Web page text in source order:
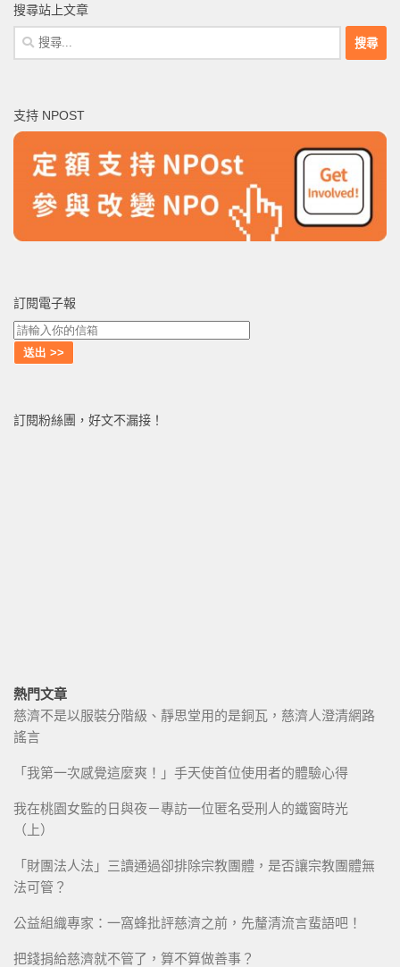
搜尋站上文章
搜
尋
字:
支持 NPOST
訂閱電子報
訂閱粉絲團，好文不漏接！
熱門文章
慈濟不是以服裝分階級、靜思堂用的是銅瓦，慈濟人澄清網路
謠言
「我第一次感覺這麼爽！」手天使首位使用者的體驗心得
我在桃園女監的日與夜－專訪一位匿名受刑人的鐵窗時光
（上）
「財團法人法」三讀通過卻排除宗教團體，是否讓宗教團體無
法可管？
公益組織專家：一窩蜂批評慈濟之前，先釐清流言蜚語吧！
把錢捐給慈濟就不管了，算不算做善事？